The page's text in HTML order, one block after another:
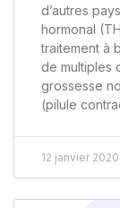
d’autres
hormonal
traitement à
de multiples
grossesse
(pilule
12 janvier 2020